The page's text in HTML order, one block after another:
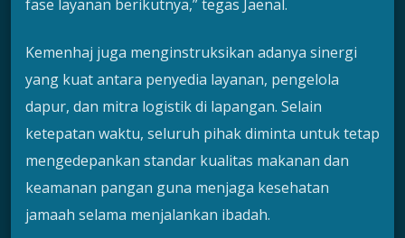
fase layanan berikutnya,” tegas Jaenal.
Kemenhaj juga menginstruksikan adanya sinergi
yang kuat antara penyedia layanan, pengelola
dapur, dan mitra logistik di lapangan. Selain
ketepatan waktu, seluruh pihak diminta untuk tetap
mengedepankan standar kualitas makanan dan
keamanan pangan guna menjaga kesehatan
jamaah selama menjalankan ibadah.